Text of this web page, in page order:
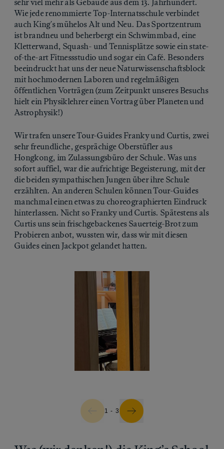
Wie jede renommierte Top-Internatsschule verbindet
auch King's mühelos Alt und Neu. Das Sportzentrum
ist brandneu und beherbergt ein Schwimmbad, eine
Kletterwand, Squash- und Tennisplätze sowie ein state-
of-the-art Fitnessstudio und sogar ein Café. Besonders
beeindruckt hat uns der neue Naturwissenschaftsblock
mit hochmodernen Laboren und regelmäßigen
öffentlichen Vorträgen (zum Zeitpunkt unseres Besuchs
hielt ein Physiklehrer einen Vortrag über Planeten und
Astrophysik!)
Wir trafen unsere Tour-Guides Franky und Curtis, zwei
sehr freundliche, gesprächige Oberstüfler aus
Hongkong, im Zulassungsbüro der Schule. Was uns
sofort auffiel, war die aufrichtige Begeisterung, mit der
die beiden sympathischen Jungen über ihre Schule
erzählten. An anderen Schulen können Tour-Guides
manchmal einen etwas zu choreographierten Eindruck
hinterlassen. Nicht so Franky und Curtis. Spätestens als
Curtis uns sein frischgebackenes Sauerteig-Brot zum
Probieren anbot, wussten wir, dass wir mit diesen
Guides einen Jackpot gelandet hatten.
1 - 3